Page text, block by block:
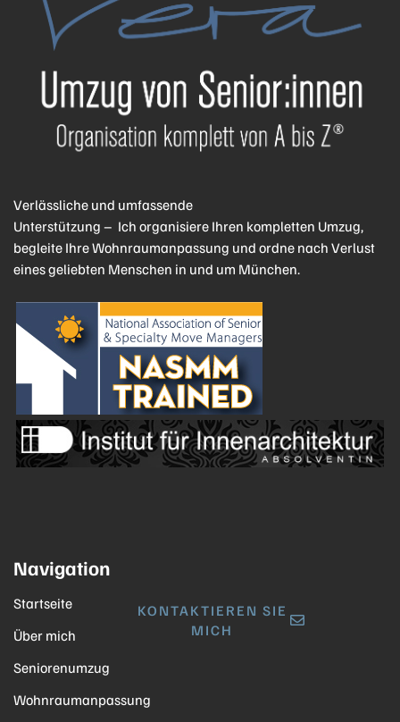
Verlässliche und umfassende
Unterstützung – Ich organisiere Ihren kompletten Umzug,
begleite Ihre Wohnraumanpassung und ordne nach Verlust
eines geliebten Menschen in und um München.
KONTAKTIEREN SIE
MICH
Navigation
Startseite
Über mich
Seniorenumzug
Wohnraumanpassung